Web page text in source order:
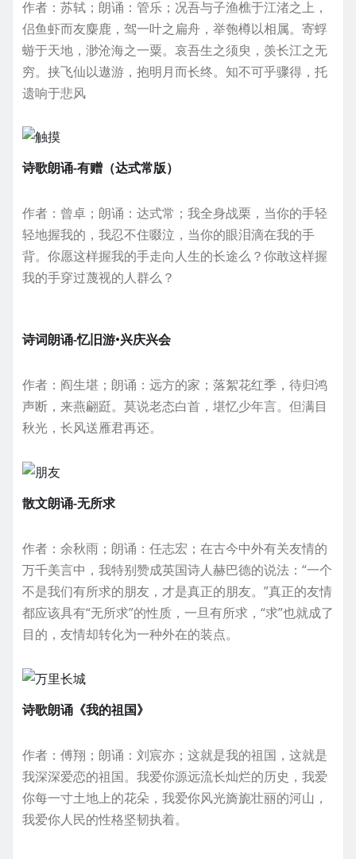
作者：苏轼；朗诵：管乐；况吾与子渔樵于江渚之上，
侣鱼虾而友麋鹿，驾一叶之扁舟，举匏樽以相属。寄蜉
蝣于天地，渺沧海之一粟。哀吾生之须臾，羡长江之无
穷。挟飞仙以遨游，抱明月而长终。知不可乎骤得，托
遗响于悲风
诗歌朗诵-有赠（达式常版）
作者：曾卓；朗诵：达式常；我全身战栗，当你的手轻
轻地握我的，我忍不住啜泣，当你的眼泪滴在我的手
背。你愿这样握我的手走向人生的长途么？你敢这样握
我的手穿过蔑视的人群么？
诗词朗诵-忆旧游•兴庆兴会
作者：阎生堪；朗诵：远方的家；落絮花红季，待归鸿
声断，来燕翩跹。莫说老态白首，堪忆少年言。但满目
秋光，长风送雁君再还。
散文朗诵-无所求
作者：余秋雨；朗诵：任志宏；在古今中外有关友情的
万千美言中，我特别赞成英国诗人赫巴德的说法：“一个
不是我们有所求的朋友，才是真正的朋友。”真正的友情
都应该具有“无所求”的性质，一旦有所求，“求”也就成了
目的，友情却转化为一种外在的装点。
诗歌朗诵《我的祖国》
作者：傅翔；朗诵：刘宸亦；这就是我的祖国，这就是
我深深爱恋的祖国。我爱你源远流长灿烂的历史，我爱
你每一寸土地上的花朵，我爱你风光旖旎壮丽的河山，
我爱你人民的性格坚韧执着。